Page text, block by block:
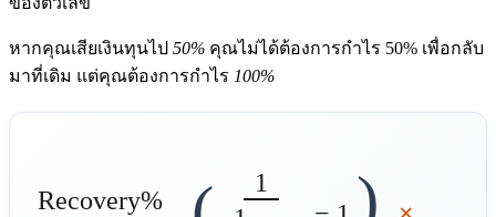
หากคุณเสียเงินทุนไป 50% คุณไม่ได้ต้องการกำไร 50% เพื่อกลับ
มาที่เดิม แต่คุณต้องการกำไร 100%
Recovery%
1
)